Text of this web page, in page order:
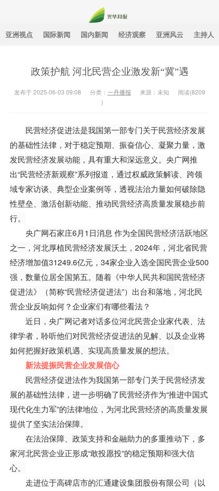
光华月报
亚洲视点 国际新闻 国内新闻 经济观察 亚洲风云 主持人
政策护航 河北民营企业激发新“冀”遇
发布于 2025-06-03 09:08 分类： 一丹播报 来源：未知 阅读(8209
)
民营经济促进法是我国第一部专门关于民营经济发展
的基础性法律，对于稳定预期、振奋信心、凝聚力量，激
发民营经济发展动能，具有重大和深远意义。央广网推
出“民营经济新观察”系列报道，通过权威政策解读、跨领
域专家访谈、典型企业案例等，透视法治力量如何破除隐
性壁垒、激活创新动能、推动民营经济高质量发展稳步前
行。
央广网石家庄6月1日消息 作为全国民营经济活跃地区
之一，河北厚植民营经济发展沃土，2024年，河北省民营
经济增加值31249.6亿元，34家企业入选全国民营企业500
强，数量位居全国第五。随着《中华人民共和国民营经济
促进法》（简称“民营经济促进法”）出台和落地，河北民
营企业反响如何？企业家们有哪些看法？
近日，央广网记者对话多位河北民营企业家代表、法
律学者，聆听他们对民营经济促进法的见解、以及企业将
如何把握好政策机遇、实现高质量发展的想法。
新法提振民营企业发展信心
民营经济促进法作为我国第一部专门关于民营经济发
展的基础性法律，进一步明确了民营经济作为“推进中国式
现代化生力军”的法律地位，为河北民营经济的高质量发展
提供了坚实法治保障。
在法治保障、政策支持和金融助力的多重推动下，多
家河北民营企业正形成“敢投愿投”的稳定预期和强大信
心。
走进位于高碑店市的汇通建设集团股份有限公司（以